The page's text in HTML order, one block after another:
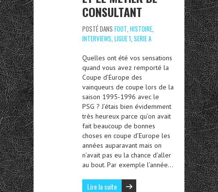
CONSULTANT
POSTÉ DANS FOOT, HISTOIRE,
INTERVIEWS, LIGUE 1, SERIE A
Quelles ont été vos sensations
quand vous avez remporté la
Coupe d’Europe des
vainqueurs de coupe lors de la
saison 1995-1996 avec le
PSG ? J’étais bien évidemment
très heureux parce qu’on avait
fait beaucoup de bonnes
choses en coupe d’Europe les
années auparavant mais on
n’avait pas eu la chance d’aller
au bout. Par exemple l’année…
Lire la suite